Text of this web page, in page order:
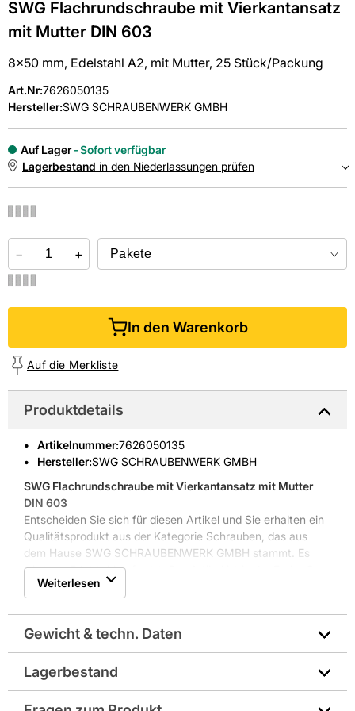
SWG Flachrundschraube mit Vierkantansatz
mit Mutter DIN 603
8x50 mm, Edelstahl A2, mit Mutter, 25 Stück/Packung
Art.Nr:7626050135
Hersteller:SWG SCHRAUBENWERK GMBH
Auf Lager
Sofort verfügbar
Lagerbestand in den Niederlassungen prüfen
Online kaufen &kostenlos
− +
In den Warenkorb
Auf die Merkliste
Produktdetails
Artikelnummer:7626050135
Hersteller:SWG SCHRAUBENWERK GMBH
SWG Flachrundschraube mit Vierkantansatz mit Mutter
DIN 603
Entscheiden Sie sich für diesen Artikel und Sie erhalten ein
Qualitätsprodukt aus der Kategorie Schrauben, das aus
dem Hause SWG SCHRAUBENWERK GMBH stammt. Es
wird aus Edelstahl gefertigt. Der Artikel ist in der Farbe Grau
gehalten. Geliefert wird der Artikel im Karton.
Weitere Produkteigenschaften: ähnlich ISO 8677
Weiterlesen
Gewicht & techn. Daten
Antrieb: Vierkant
Lagerbestand